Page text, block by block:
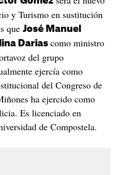
y Turismo en sustitución
que José Manuel
Darias como ministro
del grupo
ejercía como
del Congreso de
ha ejercido como
Es licenciado en
de Compostela.